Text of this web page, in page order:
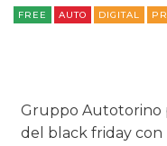
TREND
FREE AUTO DIGITAL
Gruppo Autotorino
del black friday con